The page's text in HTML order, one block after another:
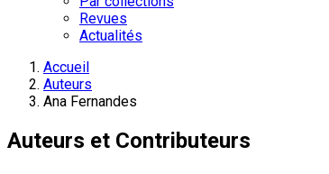
Revues
Actualités
Accueil
Auteurs
Ana Fernandes
Auteurs et Contributeurs